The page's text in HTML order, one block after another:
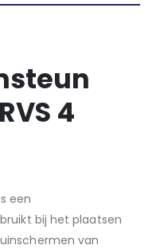
4
een
bij het plaatsen
van